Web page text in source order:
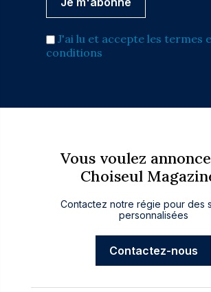
J'ai lu et accepte les termes
conditions
Vous voulez
Choiseul
Contactez notre régie pour des
personnalisées
Contactez-nous